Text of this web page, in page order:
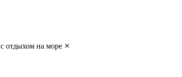
с отдыхом на море